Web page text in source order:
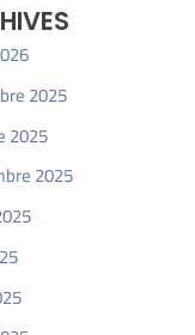
2025
2025
2025